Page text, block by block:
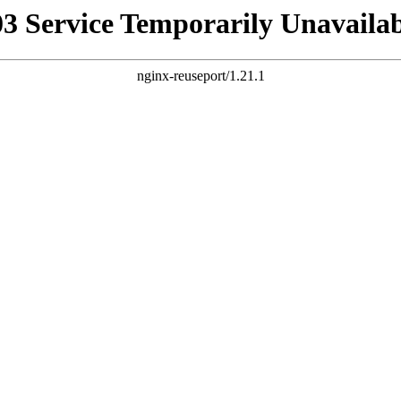
Service Temporarily
nginx-reuseport/1.21.1